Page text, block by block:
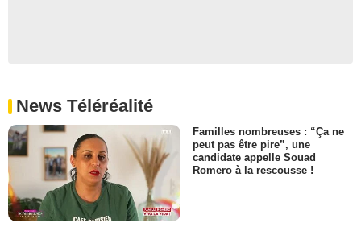
News Téléréalité
Familles nombreuses : “Ça ne
peut pas être pire”, une
candidate appelle Souad
Romero à la rescousse !